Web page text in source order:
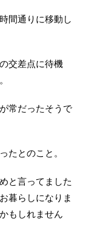
間通りに移動し
交差点に待機
常だったそうで
たとのこと。
と言ってました
暮らしになりま
もしれません